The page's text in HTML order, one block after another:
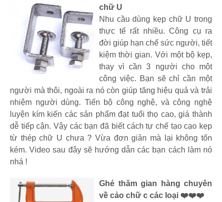
chữ U
Nhu cầu dùng kẹp chữ U trong
thực tế rất nhiều. Công cụ ra
đời giúp hạn chế sức người, tiết
kiệm thời gian. Với một bộ kẹp,
thay vì cần 3 người cho một
công việc. Bạn sẽ chỉ cần một
người mà thôi, ngoài ra nó còn giúp tăng hiệu quả và trải
nhiệm người dùng. Tiến bộ công nghệ, và công nghệ
luyện kím kiến các sản phẩm đạt tuổi thọ cao, giá thành
dễ tiếp cận. Vậy các bạn đã biết cách tự chế tạo cạo kẹp
từ thép chữ U chưa ? Vừa đơn giản mà lại không tốn
kém. Video sau đây sẽ hướng dẫn các bạn cách làm nó
nhá !
Ghé thăm gian hàng chuyên
về cảo chữ c các loại ❤️❤️❤️